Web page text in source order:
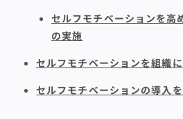
セルフモチベーションを高
の実施
セルフモチベーションを組織
セルフモチベーションの導入